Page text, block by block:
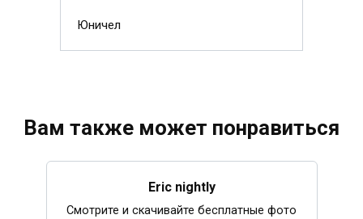
Юничел
Вам также может понравиться
Eric nightly
Смотрите и скачивайте бесплатные фото